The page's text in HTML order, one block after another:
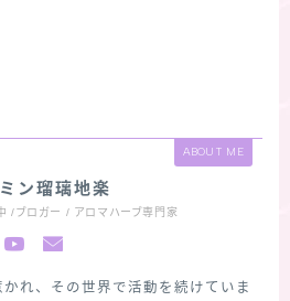
ABOUT ME
ン瑠璃地楽
/ブロガー / アロマハーブ専門家
れ、その世界で活動を続けていま